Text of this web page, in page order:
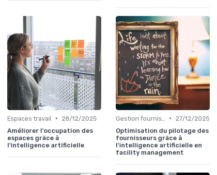
Espaces travail •
28/12/2025
Améliorer l'occupation des
espaces grâce à
l'intelligence artificielle
•
27/12/2025
Optimisation du pilotage des
fournisseurs grâce à
l'intelligence artificielle en
facility management